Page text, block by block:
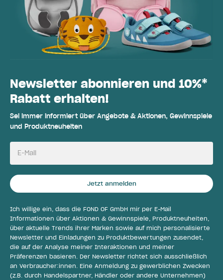
Newsletter abonnieren und 10%*
Rabatt erhalten!
Sei immer informiert über Angebote & Aktionen, Gewinnspiele
und Produktneuheiten
E-Mail
Jetzt anmelden
Ich willige ein, dass die FOND OF GmbH mir per E-Mail
Informationen über Aktionen & Gewinnspiele, Produktneuheiten,
über aktuelle Trends ihrer Marken sowie auf mich personalisierte
Newsletter und Einladungen zu Produktbewertungen zusendet,
die auf der Analyse meiner Interaktionen und meiner
Präferenzen basieren. Der Newsletter richtet sich ausschließlich
an Verbraucher:innen. Eine Anmeldung zu gewerblichen Zwecken
(z.B. durch Handelspartner, Händler oder andere Unternehmen)